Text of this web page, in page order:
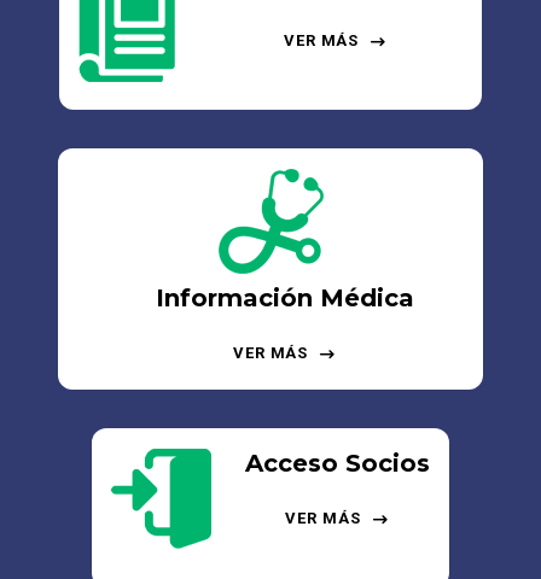
VER MÁS
Información Médica
VER MÁS
Acceso Socios
VER MÁS